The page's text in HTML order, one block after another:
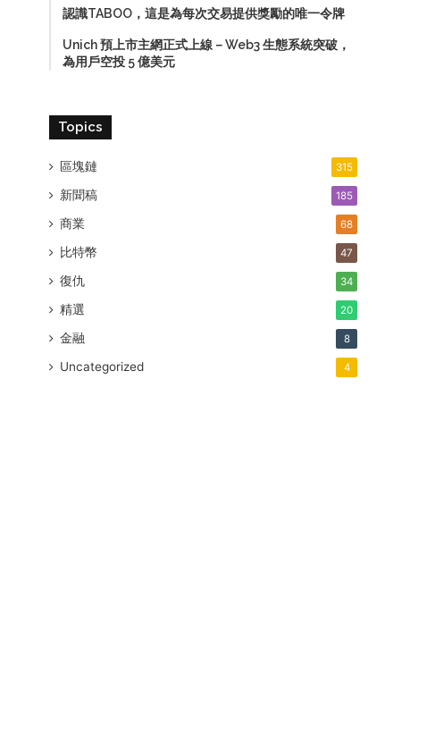
認識TABOO，這是為每次交易提供獎勵的唯一令牌
Unich 預上市主網正式上線－Web3 生態系統突破，
為用戶空投 5 億美元
Topics
區塊鏈 315
新聞稿 185
商業 68
比特幣 47
復仇 34
精選 20
金融 8
Uncategorized 4